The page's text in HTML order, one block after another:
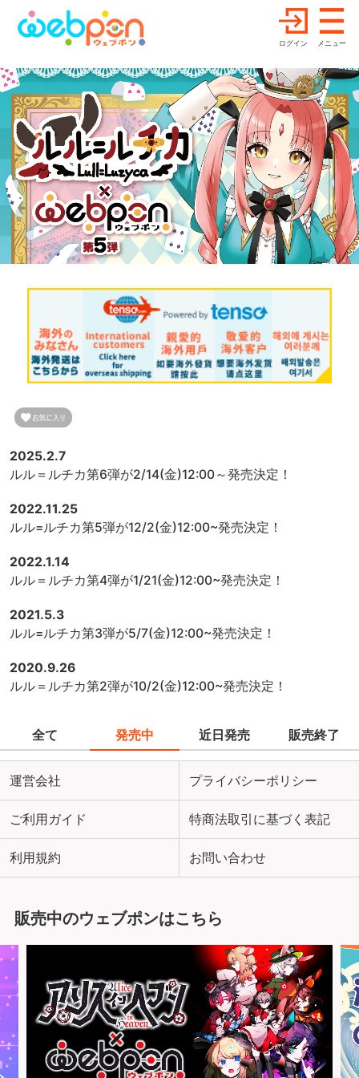
ログイン メニュー
2025.2.7
ルル＝ルチカ第6弾が2/14(金)12:00～発売決定！
2022.11.25
ルル=ルチカ第5弾が12/2(金)12:00~発売決定！
2022.1.14
ルル＝ルチカ第4弾が1/21(金)12:00~発売決定！
2021.5.3
ルル=ルチカ第3弾が5/7(金)12:00~発売決定！
2020.9.26
ルル＝ルチカ第2弾が10/2(金)12:00~発売決定！
全て 発売中 近日発売 販売終了
運営会社 プライバシーポリシー
ご利用ガイド 特商法取引に基づく表記
利用規約 お問い合わせ
販売中のウェブポンはこちら